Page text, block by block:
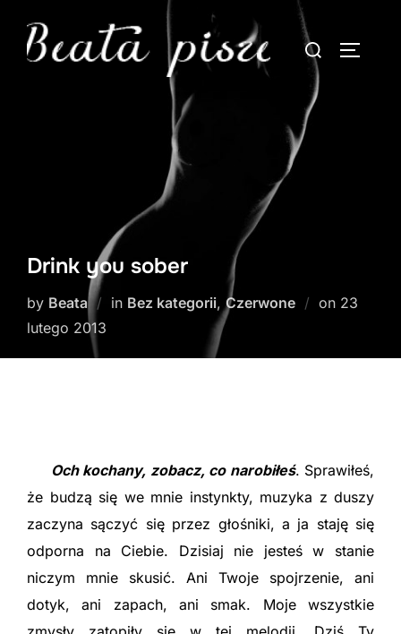
content
Search
for:
Drink you sober
by Beata in Bez kategorii, Czerwone on Posted
23
lutego 2013
Och kochany, zobacz, co narobiłeś. Sprawiłeś,
że budzą się we mnie instynkty, muzyka z duszy
zaczyna sączyć się przez głośniki, a ja staję się
odporna na Ciebie. Dzisiaj nie jesteś w stanie
niczym mnie skusić. Ani Twoje spojrzenie, ani
dotyk, ani zapach, ani smak. Moje wszystkie